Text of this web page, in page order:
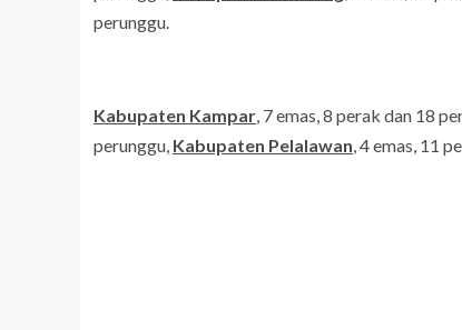
perunggu.
Kabupaten Kampar , 7 emas, 8 perak dan 18
perunggu, Kabupaten Pelalawan , 4 emas, 11